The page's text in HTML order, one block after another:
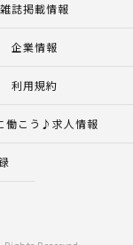
雑誌掲載情報
企業情報
利用規約
働こう♪求人情報